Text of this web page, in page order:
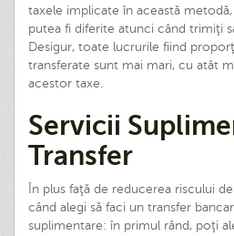
taxele implicate în această
putea fi diferite atunci când trimiţi
Desigur, toate lucrurile fiind
transferate sunt mai mari, cu atât
acestor taxe.
Servicii
Transfer
În plus faţă de reducerea riscului
când alegi să faci un transfer
suplimentare: în primul rând, poţi